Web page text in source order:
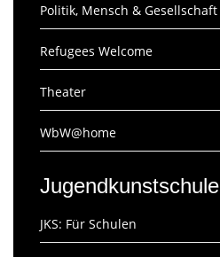
Politik, Mensch & Gesellschaft
Refugees Welcome
Theater
WbW@home
Jugendkunstschule
JKS: Für Schulen